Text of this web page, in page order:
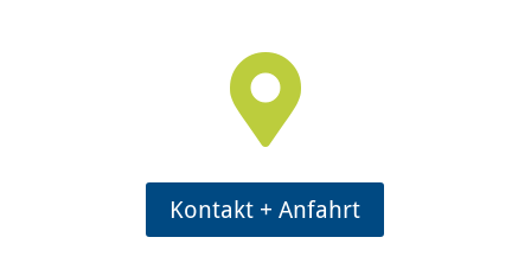

Kontakt + Anfahrt